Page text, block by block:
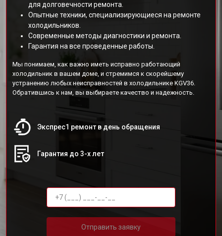
для долговечности ремонта.
Опытные техники, специализирующиеся на ремонте
холодильников.
Современные методы диагностики и ремонта.
Гарантия на все проведенные работы.
Мы понимаем, как важно иметь исправно работающий
холодильник в вашем доме, и стремимся к скорейшему
устранению любых неисправностей в холодильнике KGV36.
Обратившись к нам, вы выбираете качество и надежность.
Экспрес1 ремонт в день обращения
Гарантия до 3-х лет
Отправить заявку